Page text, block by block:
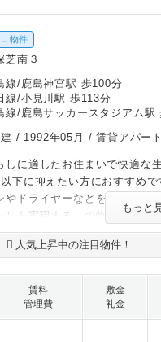
物件
芝南３
線/鹿島神宮駅 歩100分
線/小見川駅 歩113分
線/鹿島サッカースタジアム駅
/ 1992年05月 / 賃貸アパート
しに適したお住まいで快適な
下に抑えたい方におすすめ
やドライヤーなどをまとめて
しを実現するこの物件(^o^)
もっと
人気上昇中の注目物件！
賃料
管理費
敷金
礼金